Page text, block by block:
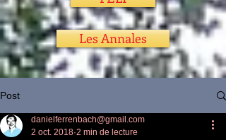
Les Annales
Post
danielferrenbach@gmail.com
2 oct. 2018 2 min de lecture